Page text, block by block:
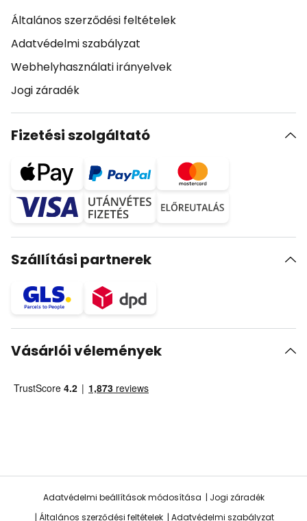
Általános szerződési feltételek
Adatvédelmi szabályzat
Webhelyhasználati irányelvek
Jogi záradék
Fizetési szolgáltató
Szállítási partnerek
Vásárlói vélemények
Adatvédelmi beállítások módosítása
Jogi záradék
Általános szerződési feltételek
Adatvédelmi szabályzat